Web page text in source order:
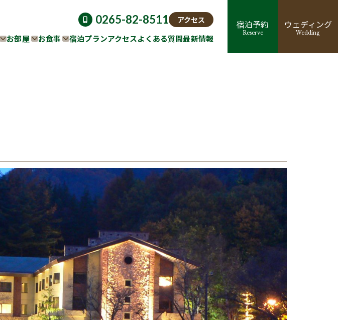
0265-82-8511 アクセス
お部屋 お食事 宿泊プランアクセスよくある質問最新情報
宿泊予約
Reserve
ウェディング
Wedding